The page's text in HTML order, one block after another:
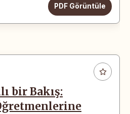
PDF Görüntüle
bir Bakış: